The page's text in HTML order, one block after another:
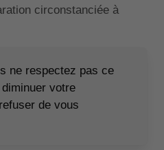
circonstanciée à
ne respectez pas ce
votre
de vous